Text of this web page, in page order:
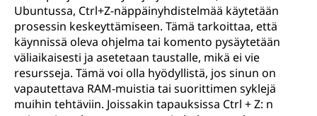
Ubuntussa, Ctrl+Z-näppäinyhdistelmää käytetään
prosessin keskeyttämiseen. Tämä tarkoittaa, että
käynnissä oleva ohjelma tai komento pysäytetään
väliaikaisesti ja asetetaan taustalle, mikä ei vie
resursseja. Tämä voi olla hyödyllistä, jos sinun on
vapautettava RAM-muistia tai suorittimen syklejä
muihin tehtäviin. Joissakin tapauksissa Ctrl + Z: n